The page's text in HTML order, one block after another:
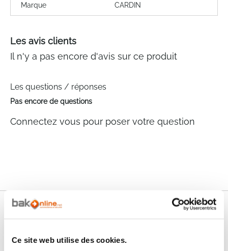
Ce site web utilise des cookies.
Marque CARDIN
Les avis clients
Il n'y a pas encore d'avis sur ce produit
Les questions / réponses
Pas encore de questions
Connectez vous pour poser votre question
Nos services
100% sécurisé